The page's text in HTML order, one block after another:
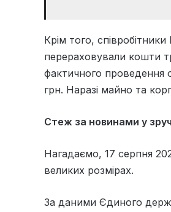
Крім того,
перераховували кошти
фактичного проведення
грн. Наразі майно та
Стеж за новинами у
Нагадаємо, 17 серпня
великих розмірах.
За даними Єдиного